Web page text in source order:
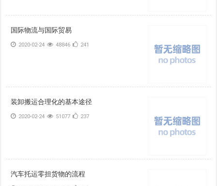
国际物流与国际贸易
2020-02-24 48846 241
装卸搬运合理化的基本途径
2020-02-24 51077 237
汽车托运零担货物的流程